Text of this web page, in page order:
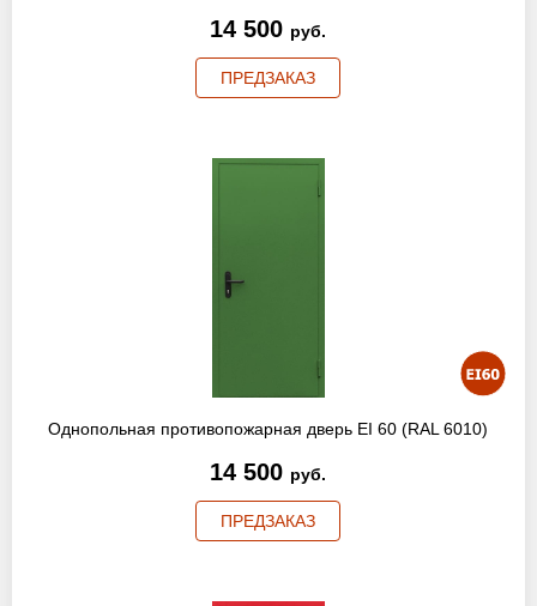
14 500 руб.
ПРЕДЗАКАЗ
Однопольная противопожарная дверь EI 60 (RAL 6010)
14 500 руб.
ПРЕДЗАКАЗ